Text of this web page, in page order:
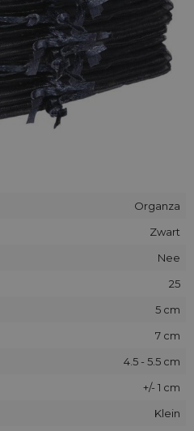
Organza
Zwart
Nee
25
5 cm
7 cm
4.5 - 5.5 cm
+/- 1 cm
Klein